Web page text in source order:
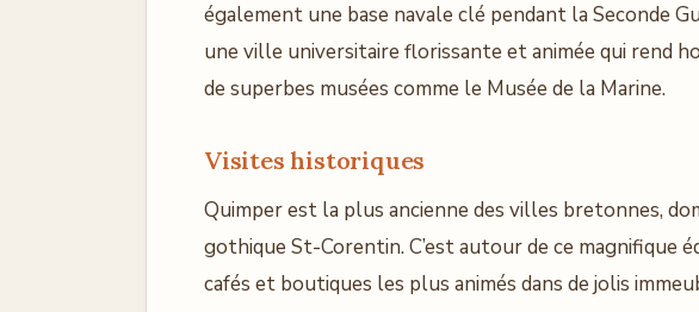
également une base navale clé pendant la Seconde
une ville universitaire florissante et animée qui rend
de superbes musées comme le Musée de la Marine.
Visites historiques
Quimper est la plus ancienne des villes bretonnes,
gothique St-Corentin. C’est autour de ce magnifique
cafés et boutiques les plus animés dans de jolis